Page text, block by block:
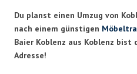
Du planst einen Umzug von
nach einem günstigen
Baier Koblenz aus Koblenz bist
Adresse!